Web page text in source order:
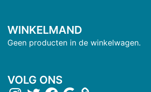
WINKELMAND
Geen producten in de winkelwagen.
VOLG ONS